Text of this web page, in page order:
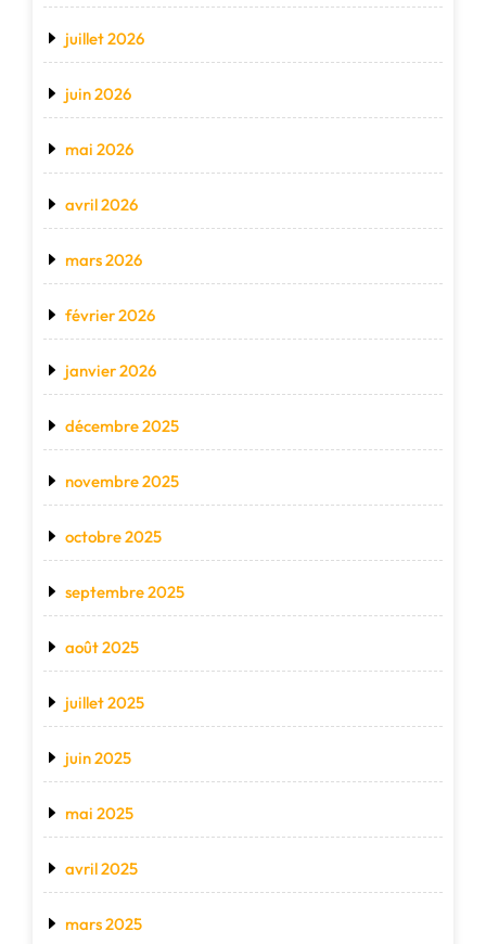
juillet 2026
juin 2026
mai 2026
avril 2026
mars 2026
février 2026
janvier 2026
décembre 2025
novembre 2025
octobre 2025
septembre 2025
août 2025
juillet 2025
juin 2025
mai 2025
avril 2025
mars 2025